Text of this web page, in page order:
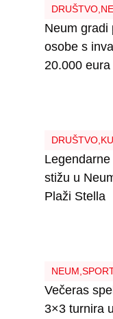
DRUŠTVO,
Neum gradi
osobe s
20.000
DRUŠTVO,
stižu u
Plaži Stella
NEUM
Večeras
3×3 turnira